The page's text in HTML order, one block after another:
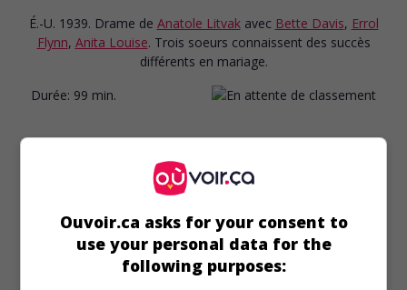
É.-U. 1939. Drame de Anatole Litvak avec Bette Davis, Errol
Flynn, Anita Louise. Trois soeurs connaissent des succès
différents en mariage.
Durée: 99 min.
Ouvoir.ca asks for your consent to
use your personal data for the
following purposes: